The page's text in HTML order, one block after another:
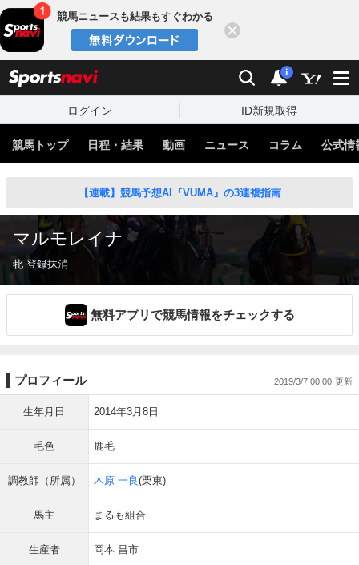
競馬ニュースも結果もすぐわかる
検索 通知
i
ログイン ID新規取得
競馬トップ 日程・結果 動画 ニュース コラム 公式情
【連載】競馬予想AI『VUMA』の3連複指南
マルモレイナ
牝 登録抹消
無料アプリで競馬情報をチェックする
プロフィール 2019/3/7 00:00
生年月日 2014年3月8日
毛色 鹿毛
調教師（所属） 木原 一良(栗東)
馬主 まるも組合
生産者 岡本 昌市